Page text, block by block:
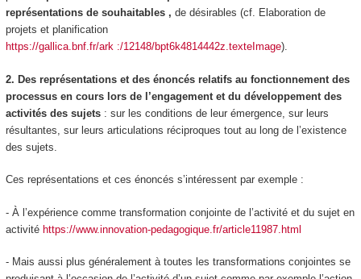
représentations de souhaitables , de désirables (cf. Elaboration de
projets et planification
https://gallica.bnf.fr/ark :/12148/bpt6k4814442z.texteImage).
2. Des représentations et des énoncés relatifs au fonctionnement des
processus en cours lors de l’engagement et du développement des
activités des sujets: sur les conditions de leur émergence, sur leurs
résultantes, sur leurs articulations réciproques tout au long de l’existence
des sujets.
Ces représentations et ces énoncés s’intéressent par exemple :
- À l’expériencecomme transformation conjointede l’activité et du sujet en
activité https://www.innovation-pedagogique.fr/article11987.html
- Mais aussi plus généralement à toutes les transformations conjointes se